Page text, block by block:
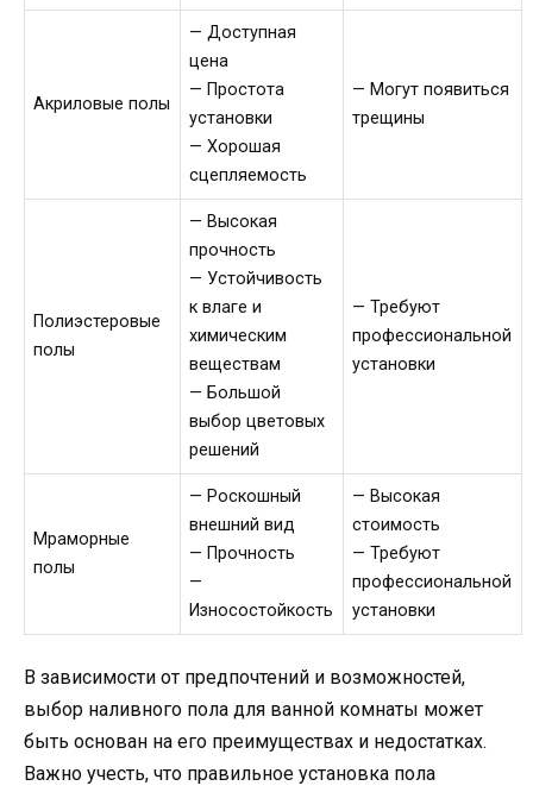
Акриловые полы
— Доступная
цена
— Простота
установки
— Хорошая
сцепляемость
— Могут появиться
трещины
Полиэстеровые
полы
— Высокая
прочность
— Устойчивость
к влаге и
химическим
веществам
— Большой
выбор цветовых
решений
— Требуют
профессиональной
установки
Мраморные
полы
— Роскошный
внешний вид
— Прочность
—
Износостойкость
— Высокая
стоимость
— Требуют
профессиональной
установки
В зависимости от предпочтений и возможностей,
выбор наливного пола для ванной комнаты может
быть основан на его преимуществах и недостатках.
Важно учесть, что правильное установка пола